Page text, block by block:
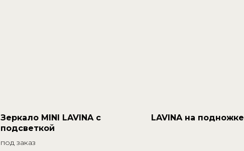
Зеркало MINI LAVINA с
подсветкой
под заказ
LAVINA на подножке